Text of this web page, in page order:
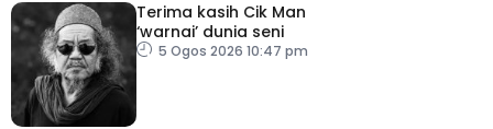
Terima kasih Cik Man
‘warnai’ dunia seni
5 Ogos 2026 10:47 pm